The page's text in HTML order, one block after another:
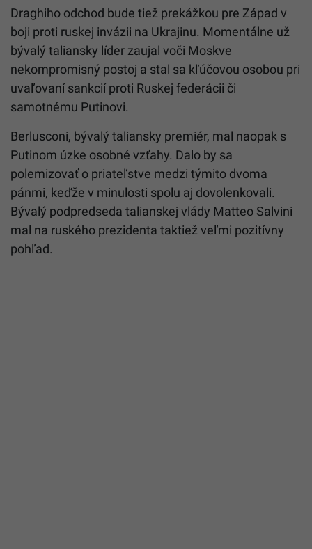
Draghiho odchod bude tiež prekážkou pre Západ v
boji proti ruskej invázii na Ukrajinu. Momentálne už
bývalý taliansky líder zaujal voči Moskve
nekompromisný postoj a stal sa kľúčovou osobou pri
uvaľovaní sankcií proti Ruskej federácii či
samotnému Putinovi.
Berlusconi, bývalý taliansky premiér, mal naopak s
Putinom úzke osobné vzťahy. Dalo by sa
polemizovať o priateľstve medzi týmito dvoma
pánmi, keďže v minulosti spolu aj dovolenkovali.
Bývalý podpredseda talianskej vlády Matteo Salvini
mal na ruského prezidenta taktiež veľmi pozitívny
pohľad.